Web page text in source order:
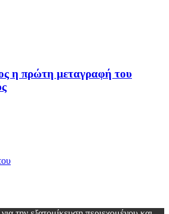
η πρώτη μεταγραφή του